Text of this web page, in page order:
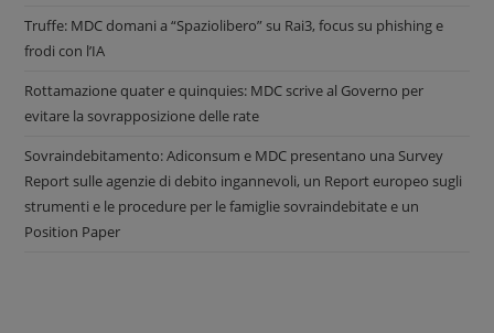
Truffe: MDC domani a “Spaziolibero” su Rai3, focus su phishing e
frodi con l’IA
Rottamazione quater e quinquies: MDC scrive al Governo per
evitare la sovrapposizione delle rate
Sovraindebitamento: Adiconsum e MDC presentano una Survey
Report sulle agenzie di debito ingannevoli, un Report europeo sugli
strumenti e le procedure per le famiglie sovraindebitate e un
Position Paper